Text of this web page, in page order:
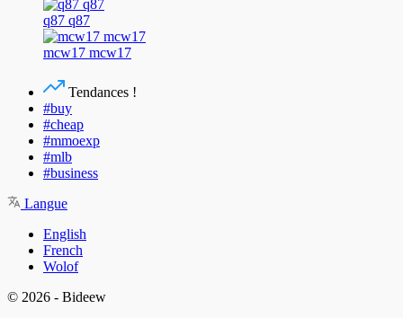
q87 q87
mcw17 mcw17
Tendances !
#buy
#cheap
#mmoexp
#mlb
#business
Langue
English
French
Wolof
© 2026 - Bideew